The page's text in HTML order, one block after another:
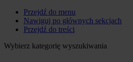
Przejdź do menu
Nawiguj po głównych sekcjach
Przejdź do treści
Wybierz kategorię wyszukiwania